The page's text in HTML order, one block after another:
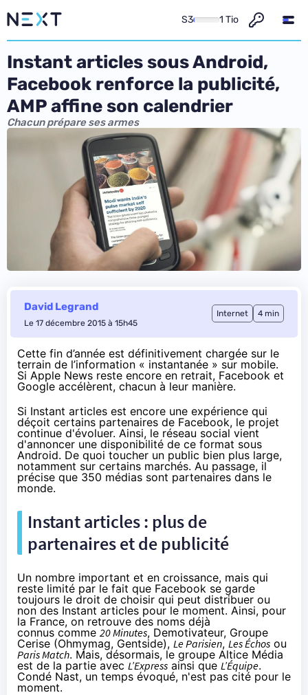
S3 1 Tio
Instant articles sous Android,
Facebook renforce la publicité,
AMP affine son calendrier
Chacun prépare ses armes
David Legrand
Le 17 décembre 2015 à 15h45
Internet 4 min
Cette fin d’année est définitivement chargée sur le
terrain de l’information « instantanée » sur mobile.
Si Apple News reste encore en retrait, Facebook et
Google accélèrent, chacun à leur manière.
Si Instant articles est encore une expérience qui
déçoit certains partenaires de Facebook, le projet
continue d'évoluer. Ainsi, le réseau social vient
d'annoncer une disponibilité de ce format sous
Android. De quoi toucher un public bien plus large,
notamment sur certains marchés. Au passage, il
précise que 350 médias sont partenaires dans le
monde.
Instant articles : plus de
partenaires et de publicité
Un nombre important et en croissance, mais qui
reste limité par le fait que Facebook se garde
toujours le droit de choisir qui peut distribuer ou
non des Instant articles pour le moment. Ainsi, pour
la France, on retrouve des noms déjà
connus comme 20 Minutes, Demotivateur, Groupe
Cerise (Ohmymag, Gentside), Le Parisien, Les Échos ou
Paris Match. Mais, désormais, le groupe Altice Média
est de la partie avec L’Express ainsi que L’Équipe.
Condé Nast, un temps évoqué, n'est pas cité pour le
moment.